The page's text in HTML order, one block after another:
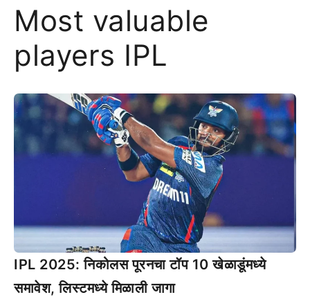
Most valuable
players IPL
IPL 2025: निकोलस पूरनचा टॉप 10 खेळाडूंमध्ये
समावेश, लिस्टमध्ये मिळाली जागा